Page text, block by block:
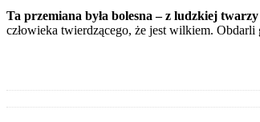
Ta przemiana była bolesna – z ludzkiej twarzy
człowieka twierdzącego, że jest wilkiem. Obdarli